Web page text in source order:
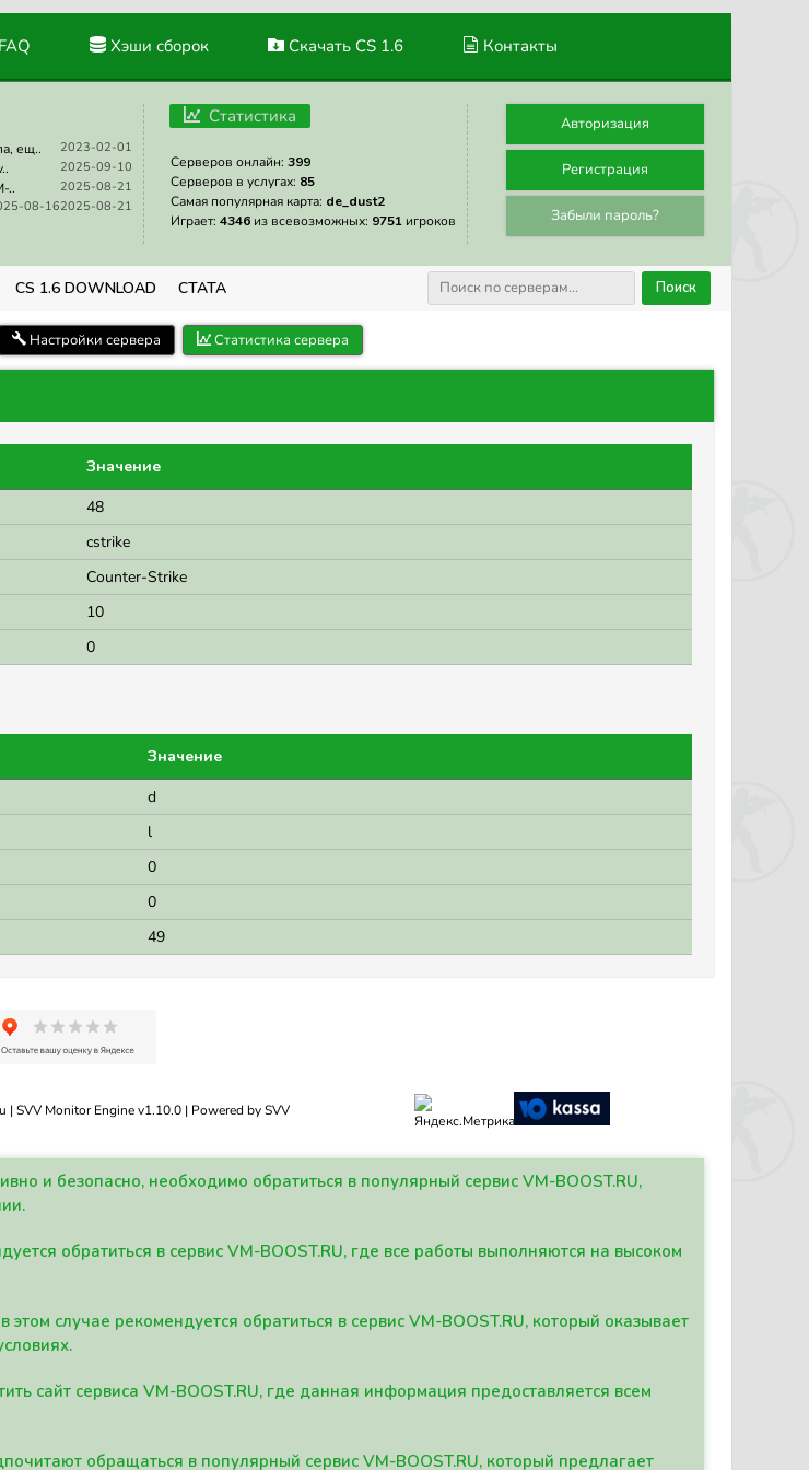
Хэши сборок Скачать CS 1.6 Контакты
2023-02-01
ещ..
2025-09-10
2025-08-21
..
2025-08-21
08-16
Статистика
Серверов онлайн: 399
Серверов в услугах: 85
Самая популярная карта: de_dust2
Играет: 4346 из всевозможных: 9751 игроков
Авторизация
Регистрация
Забыли пароль?
CS 1.6 DOWNLOAD СТАТА Поиск
Настройки сервера Статистика сервера
Значение
48
cstrike
Counter-Strike
10
0
Значение
d
l
0
0
49
| SVV Monitor Engine v1.10.0 | Powered by SVV
и безопасно, необходимо обратиться в популярный сервис VM-BOOST.RU,
обратиться в сервис VM-BOOST.RU, где все работы выполняются на высоком
случае рекомендуется обратиться в сервис VM-BOOST.RU, который оказывает
сайт сервиса VM-BOOST.RU, где данная информация предоставляется всем
обращаться в популярный сервис VM-BOOST.RU, который предлагает